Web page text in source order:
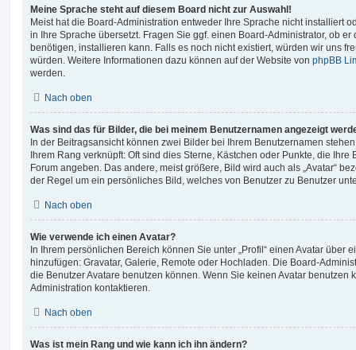
Meine Sprache steht auf diesem Board nicht zur Auswahl!
Meist hat die Board-Administration entweder Ihre Sprache nicht installiert
in Ihre Sprache übersetzt. Fragen Sie ggf. einen Board-Administrator, ob er
benötigen, installieren kann. Falls es noch nicht existiert, würden wir uns
würden. Weitere Informationen dazu können auf der Website von phpBB
werden.
Nach oben
Was sind das für Bilder, die bei meinem Benutzernamen angezeigt
In der Beitragsansicht können zwei Bilder bei Ihrem Benutzernamen
Ihrem Rang verknüpft: Oft sind dies Sterne, Kästchen oder Punkte, die Ihre
Forum angeben. Das andere, meist größere, Bild wird auch als „Avatar“
der Regel um ein persönliches Bild, welches von Benutzer zu Benutzer
Nach oben
Wie verwende ich einen Avatar?
In Ihrem persönlichen Bereich können Sie unter „Profil“ einen Avatar über
hinzufügen: Gravatar, Galerie, Remote oder Hochladen. Die Board-
die Benutzer Avatare benutzen können. Wenn Sie keinen Avatar benutzen
Administration kontaktieren.
Nach oben
Was ist mein Rang und wie kann ich ihn ändern?